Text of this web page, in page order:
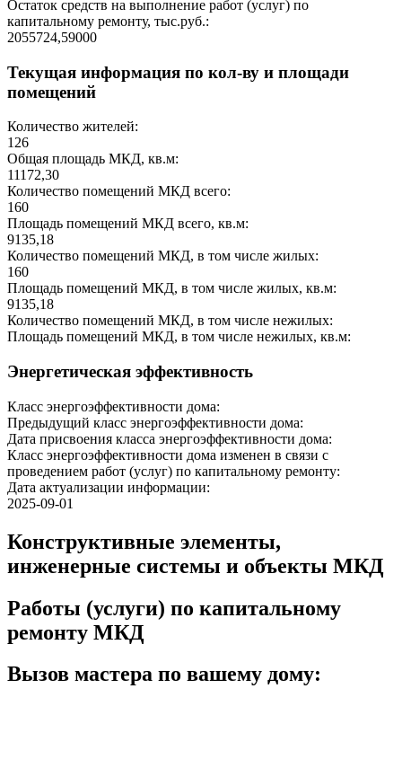
Остаток средств на выполнение работ (услуг) по
капитальному ремонту, тыс.руб.:
2055724,59000
Текущая информация по кол-ву и площади
помещений
Количество жителей:
126
Общая площадь МКД, кв.м:
11172,30
Количество помещений МКД всего:
160
Площадь помещений МКД всего, кв.м:
9135,18
Количество помещений МКД, в том числе жилых:
160
Площадь помещений МКД, в том числе жилых, кв.м:
9135,18
Количество помещений МКД, в том числе нежилых:
Площадь помещений МКД, в том числе нежилых, кв.м:
Энергетическая эффективность
Класс энергоэффективности дома:
Предыдущий класс энергоэффективности дома:
Дата присвоения класса энергоэффективности дома:
Класс энергоэффективности дома изменен в связи с
проведением работ (услуг) по капитальному ремонту:
Дата актуализации информации:
2025-09-01
Конструктивные элементы,
инженерные системы и объекты МКД
Работы (услуги) по капитальному
ремонту МКД
Вызов мастера по вашему дому: